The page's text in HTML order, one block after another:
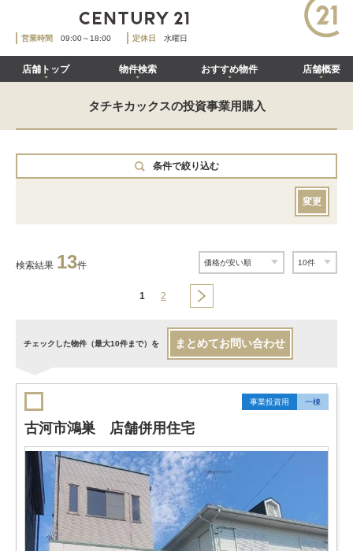
営業時間 09:00～18:00 定休日 水曜日
店舗トップ 物件検索 おすすめ物件 店舗概要
タチキカックスの投資事業用購入
条件で絞り込む
変更
検索結果 13件
1 2
チェックした物件（最大10件まで）を まとめてお問い合わせ
事業投資用 一棟
古河市鴻巣 店舗併用住宅